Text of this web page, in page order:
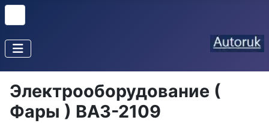
Электрооборудование (
Фары ) ВАЗ-2109